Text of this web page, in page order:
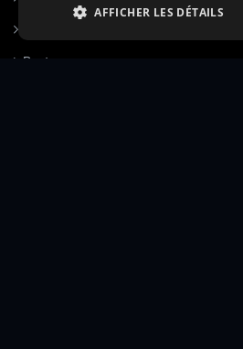
Poster une annonce
AFFICHER LES DÉTAILS